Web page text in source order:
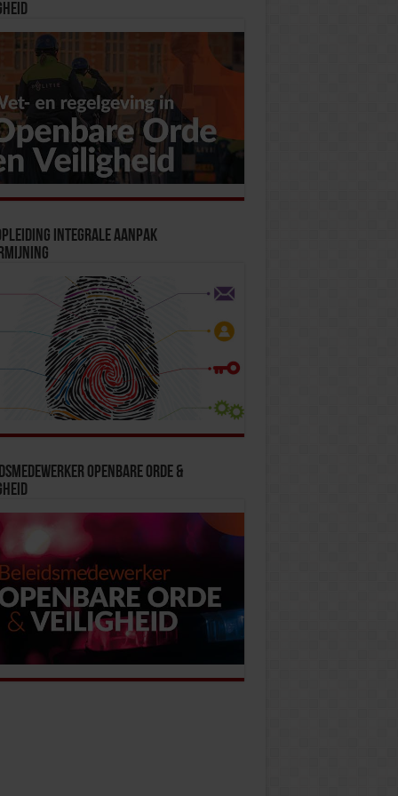
Integrale Aanpak
Openbare Orde &